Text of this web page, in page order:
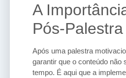
A
Pós-Palestra
Após uma palestra
garantir que o conteúdo não
tempo. É aqui que a